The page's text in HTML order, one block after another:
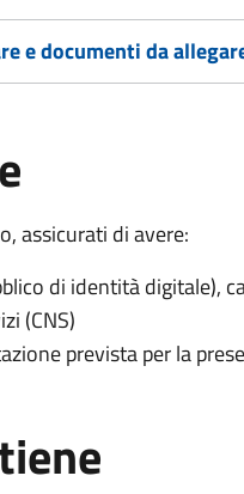
e documenti da
assicurati di avere:
di identità digitale),
(CNS)
prevista per la